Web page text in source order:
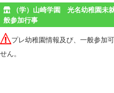
（学）山崎学園 光名幼稚園未
般参加行事
プレ幼稚園情報及び、一般参加
せん。